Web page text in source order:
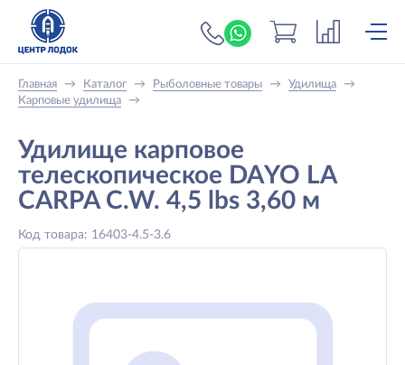
+7 (919) 698-56-
Главная → Каталог → Рыболовные товары → Удилища
→
Карповые удилища
→
Удилище карповое
телескопическое DAYO LA
CARPA C.W. 4,5 lbs 3,60 м
Код товара: 16403-4.5-3.6